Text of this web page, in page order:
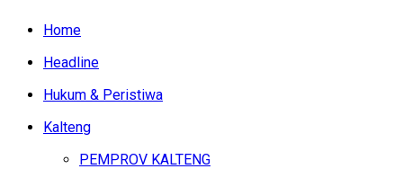
Home
Headline
Hukum & Peristiwa
Kalteng
PEMPROV KALTENG